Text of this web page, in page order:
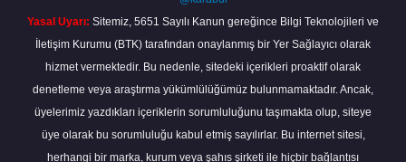
Yasal Uyarı: Sitemiz, 5651 Sayılı Kanun gereğince Bilgi Teknolojileri ve
İletişim Kurumu (BTK) tarafından onaylanmış bir Yer Sağlayıcı olarak
hizmet vermektedir. Bu nedenle, sitedeki içerikleri proaktif olarak
denetleme veya araştırma yükümlülüğümüz bulunmamaktadır. Ancak,
üyelerimiz yazdıkları içeriklerin sorumluluğunu taşımakta olup, siteye
üye olarak bu sorumluluğu kabul etmiş sayılırlar. Bu internet sitesi,
herhangi bir marka, kurum veya şahıs şirketi ile hiçbir bağlantısı